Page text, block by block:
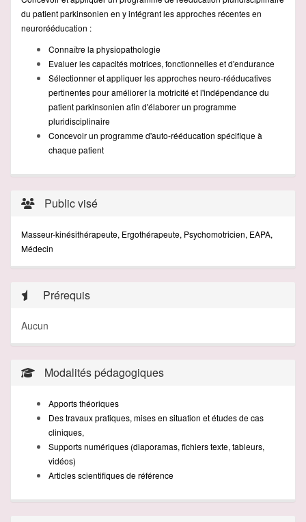
du patient parkinsonien en y intégrant les approches récentes en
neurorééducation :
Connaître la physiopathologie
Evaluer les capacités motrices, fonctionnelles et d'endurance
Sélectionner et appliquer les approches neuro-rééducatives
pertinentes pour améliorer la motricité et l'indépendance du
patient parkinsonien afin d'élaborer un programme
pluridisciplinaire
Concevoir un programme d'auto-rééducation spécifique à
chaque patient
Public visé
Masseur-kinésithérapeute, Ergothérapeute, Psychomotricien, EAPA,
Médecin
Prérequis
Aucun
Modalités pédagogiques
Apports théoriques
Des travaux pratiques, mises en situation et études de cas
cliniques,
Supports numériques (diaporamas, fichiers texte, tableurs,
vidéos)
Articles scientifiques de référence